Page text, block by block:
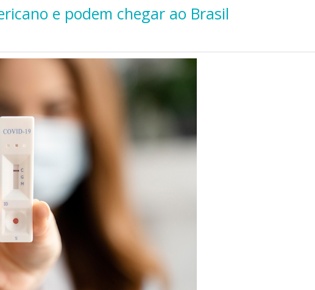
e podem chegar ao Brasil